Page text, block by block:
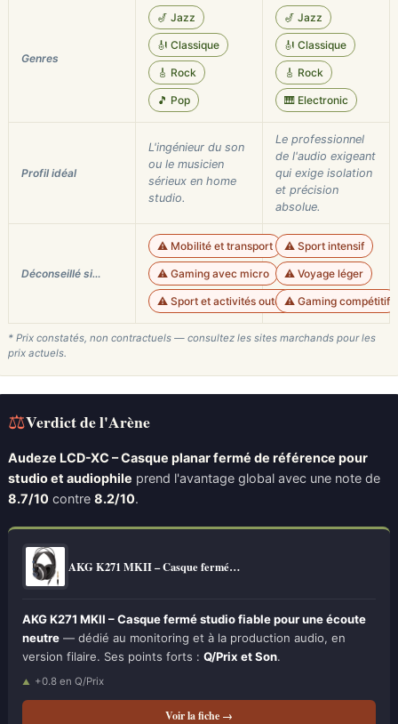
Genres
🎷 Jazz
🎻 Classique
🎸 Rock
🎵 Pop
🎷 Jazz
🎻 Classique
🎸 Rock
🎹 Electronic
Profil idéal
L'ingénieur du son
ou le musicien
sérieux en home
studio.
Le professionnel
de l'audio exigeant
qui exige isolation
et précision
absolue.
Déconseillé si…
⚠️ Mobilité et transport
⚠️ Gaming avec micro
⚠️ Sport et activités outdoor
⚠️ Sport intensif
⚠️ Voyage léger
⚠️ Gaming compétitif
* Prix constatés, non contractuels — consultez les sites marchands pour les
prix actuels.
⚖Verdict de l'Arène
Audeze LCD-XC – Casque planar fermé de référence pour
studio et audiophile prend l'avantage global avec une note de
8.7/10 contre 8.2/10.
AKG K271 MKII – Casque fermé…
AKG K271 MKII – Casque fermé studio fiable pour une écoute
neutre — dédié au monitoring et à la production audio, en
version filaire. Ses points forts : Q/Prix et Son.
+0.8 en Q/Prix
Voir la fiche →